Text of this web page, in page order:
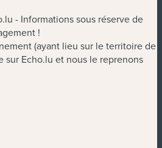
- Informations sous réserve de
!
(ayant lieu sur le territoire de
sur Echo.lu et nous le reprenons